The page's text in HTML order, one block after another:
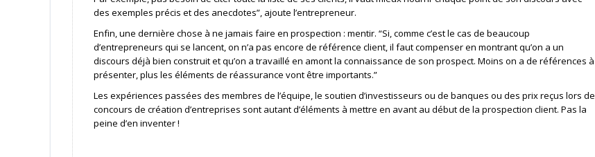
des exemples précis et des anecdotes”, ajoute l’entrepreneur.
Enfin, une dernière chose à ne jamais faire en prospection : mentir. “Si, comme c’est le cas de beaucoup
d’entrepreneurs qui se lancent, on n’a pas encore de référence client, il faut compenser en montrant qu’on a un
discours déjà bien construit et qu’on a travaillé en amont la connaissance de son prospect. Moins on a de références à
présenter, plus les éléments de réassurance vont être importants.”
Les expériences passées des membres de l’équipe, le soutien d’investisseurs ou de banques ou des prix reçus lors de
concours de création d’entreprises sont autant d’éléments à mettre en avant au début de la prospection client. Pas la
peine d’en inventer !